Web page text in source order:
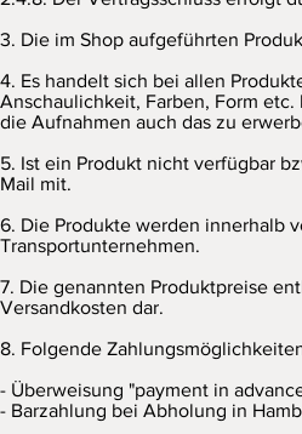
3. Die im Shop aufgeführten
4. Es handelt sich bei allen
Anschaulichkeit, Farben, Form
die Aufnahmen auch das zu
5. Ist ein Produkt nicht verfügbar
Mail mit.
6. Die Produkte werden innerhalb
Transportunternehmen.
7. Die genannten Produktpreise
Versandkosten dar.
8. Folgende
- Überweisung "payment in
- Barzahlung bei Abholung in